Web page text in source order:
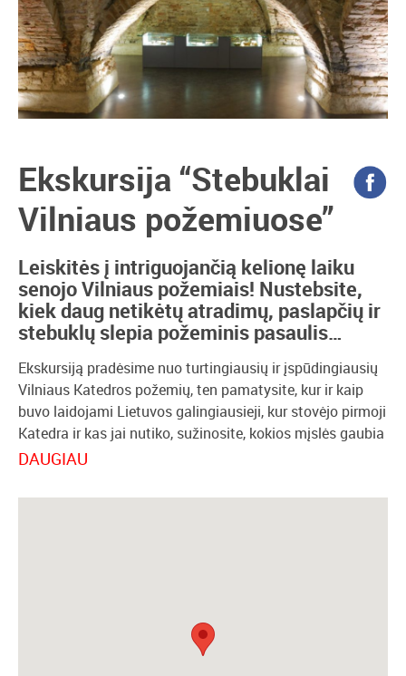
Ekskursija “Stebuklai
Vilniaus požemiuose”
Leiskitės į intriguojančią kelionę laiku
senojo Vilniaus požemiais! Nustebsite,
kiek daug netikėtų atradimų, paslapčių ir
stebuklų slepia požeminis pasaulis…
Ekskursiją pradėsime nuo turtingiausių ir įspūdingiausių
Vilniaus Katedros požemių, ten pamatysite, kur ir kaip
buvo laidojami Lietuvos galingiausieji, kur stovėjo pirmoji
Katedra ir kas jai nutiko, sužinosite, kokios mįslės gaubia
Vytauto Didžiojo kapą ir kokio stebuklo dėka Katedros
Katedros požemiuose “paliko” savo širdį ir kur paslėptos
gražiausia XVI a. Europos moteris ir kas pasiglemžė
DAUGIAU